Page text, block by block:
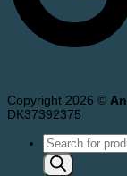
Copyright 2026 ©
DK37392375
Products
search